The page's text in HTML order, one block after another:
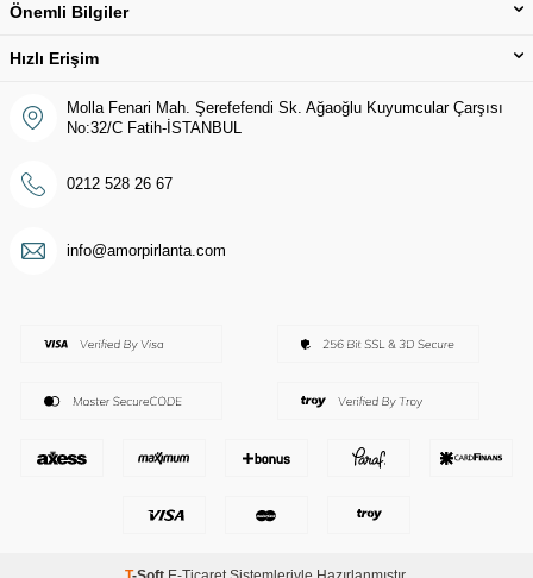
Önemli Bilgiler
Hızlı Erişim
Molla Fenari Mah. Şerefefendi Sk. Ağaoğlu Kuyumcular Çarşısı
No:32/C Fatih-İSTANBUL
0212 528 26 67
info@amorpirlanta.com